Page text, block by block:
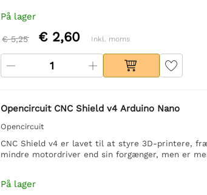
På lager
€ 5,25 € 2,60 Inkl. moms
Opencircuit CNC Shield v4 Arduino Nano
Opencircuit
CNC Shield v4 er lavet til at styre 3D-printere,
mindre motordriver end sin forgænger, men er
På lager